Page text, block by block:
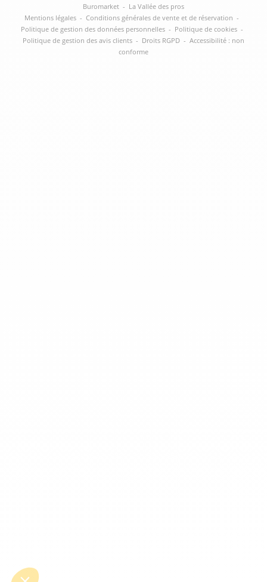
Buromarket - La Vallée des pros
Mentions légales - Conditions générales de vente et de réservation -
Politique de gestion des données personnelles - Politique de cookies -
Politique de gestion des avis clients - Droits RGPD - Accessibilité : non
conforme